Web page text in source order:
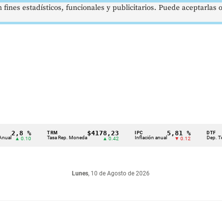
2,8 %
▲ 0.10 Tasa Rep. Moneda
$4178,23
▲ 0.42 Inflación anual
5,81 %
▼ 0.12 Dep.
Lunes, 10 de Agosto de 2026
estadísticos, funcionales y publicitarios. Puede aceptarlas